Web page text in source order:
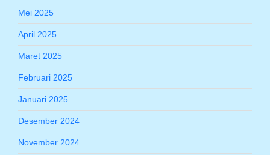
Mei 2025
April 2025
Maret 2025
Februari 2025
Januari 2025
Desember 2024
November 2024